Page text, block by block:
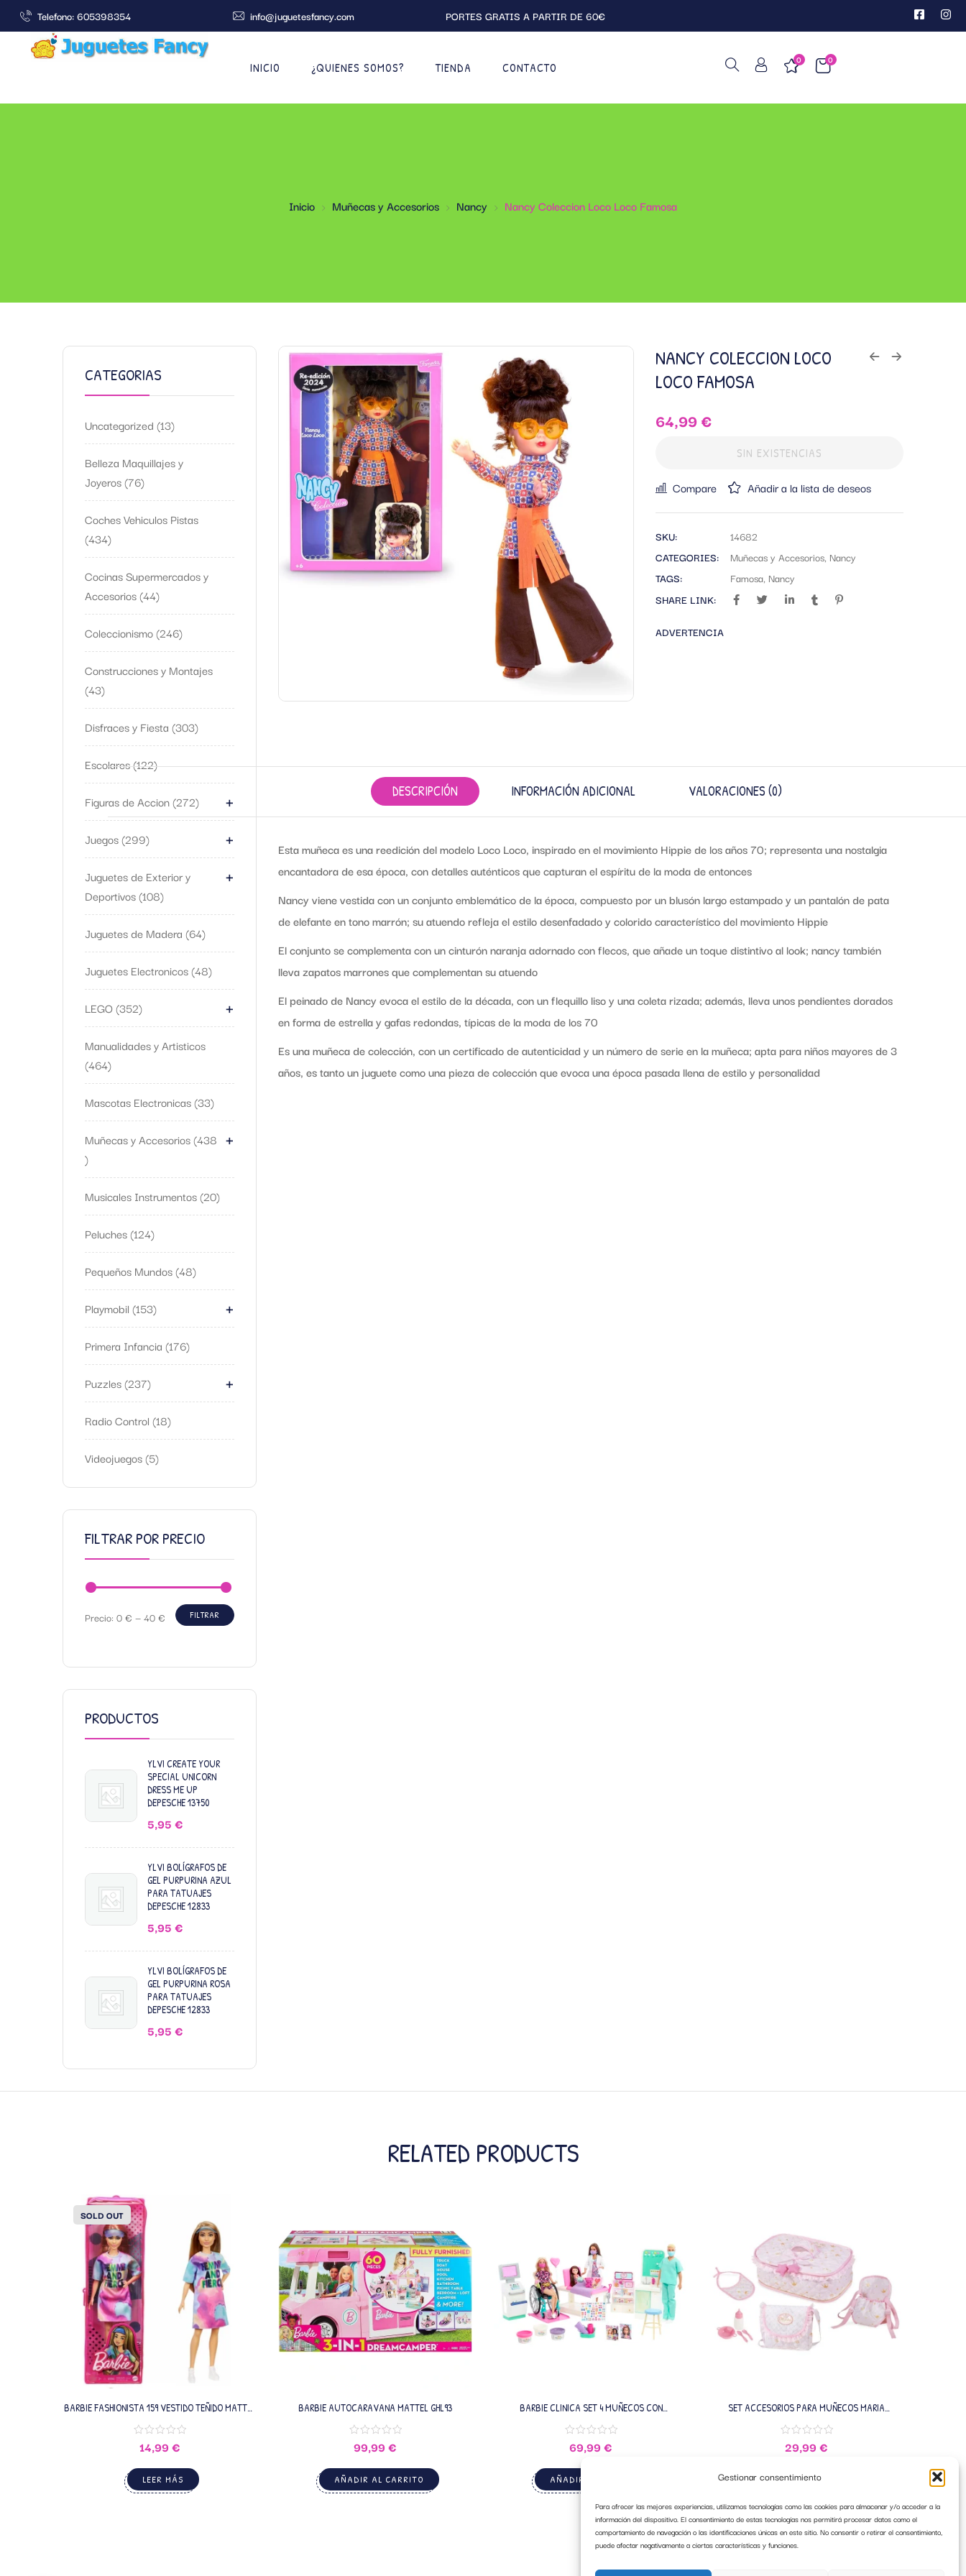
Gestionar consentimiento
Para ofrecer las mejores experiencias, utilizamos tecnologías como las cookies para almacenar y/o acceder a la
información del dispositivo. El consentimiento de estas tecnologías nos permitirá procesar datos como el
comportamiento de navegación o las identificaciones únicas en este sitio. No consentir o retirar el consentimiento,
puede afectar negativamente a ciertas características y funciones.
Telefono: 605398354 info@juguetesfancy.com PORTES GRATIS A PARTIR DE 60€
INICIO ¿QUIENES SOMOS? TIENDA CONTACTO
0
0
Inicio Muñecas y Accesorios Nancy Nancy Coleccion Loco Loco Famosa
CATEGORIAS
Uncategorized 13
Belleza Maquillajes y
Joyeros 76
Coches Vehiculos Pistas
434
Cocinas Supermercados y
Accesorios 44
Coleccionismo 246
Construcciones y Montajes
43
Disfraces y Fiesta 303
Escolares 122
Figuras de Accion 272 +
Juegos 299 +
Juguetes de Exterior y
Deportivos 108
+
Juguetes de Madera 64
Juguetes Electronicos 48
LEGO 352 +
Manualidades y Artisticos
464
Mascotas Electronicas 33
Muñecas y Accesorios 438 +
Musicales Instrumentos 20
Peluches 124
Pequeños Mundos 48
Playmobil 153 +
Primera Infancia 176
Puzzles 237 +
Radio Control 18
Videojuegos 5
FILTRAR POR PRECIO
FILTRAR
Precio: 0 € —40 €
PRODUCTOS
YLVI CREATE YOUR
SPECIAL UNICORN
DRESS ME UP
DEPESCHE 13750
5,95 €
YLVI BOLÍGRAFOS DE
GEL PURPURINA AZUL
PARA TATUAJES
DEPESCHE 12833
5,95 €
YLVI BOLÍGRAFOS DE
GEL PURPURINA ROSA
PARA TATUAJES
DEPESCHE 12833
5,95 €
NANCY COLECCION LOCO
LOCO FAMOSA
64,99€
SIN EXISTENCIAS
Compare Añadir a la lista de deseos
SKU:
14682
CATEGORIES:
Muñecas y Accesorios, Nancy
TAGS:
Famosa, Nancy
SHARE LINK:
ADVERTENCIA
DESCRIPCIÓN INFORMACIÓN ADICIONAL VALORACIONES (0)
Esta muñeca es una reedición del modelo Loco Loco, inspirado en el movimiento Hippie de los años 70; representa una nostalgia
encantadora de esa época, con detalles auténticos que capturan el espíritu de la moda de entonces
Nancy viene vestida con un conjunto emblemático de la época, compuesto por un blusón largo estampado y un pantalón de pata
de elefante en tono marrón; su atuendo refleja el estilo desenfadado y colorido característico del movimiento Hippie
El conjunto se complementa con un cinturón naranja adornado con flecos, que añade un toque distintivo al look; nancy también
lleva zapatos marrones que complementan su atuendo
El peinado de Nancy evoca el estilo de la década, con un flequillo liso y una coleta rizada; además, lleva unos pendientes dorados
en forma de estrella y gafas redondas, típicas de la moda de los 70
Es una muñeca de colección, con un certificado de autenticidad y un número de serie en la muñeca; apta para niños mayores de 3
años, es tanto un juguete como una pieza de colección que evoca una época pasada llena de estilo y personalidad
RELATED PRODUCTS
SOLD OUT
BARBIE FASHIONISTA 159 VESTIDO TEÑIDO MATTEL
14,99 €
LEER MÁS
BARBIE AUTOCARAVANA MATTEL GHL93
99,99 €
AÑADIR AL CARRITO
BARBIE CLINICA SET 4 MUÑECOS CON
69,99 €
AÑADIR AL CARRITO
SET ACCESORIOS PARA MUÑECOS MARIA
29,99 €
AÑADIR AL CARRITO